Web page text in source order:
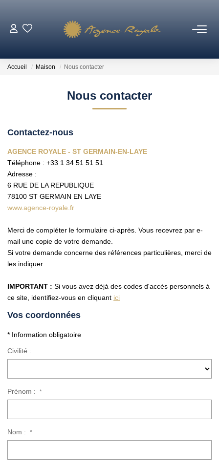
LOCATIONS
NOTRE AGENCE
Qui Sommes-Nous ?
Nos Actualités
Avis Clients
CONTACT
Accueil Maison Nous contacter
Nous contacter
Contactez-nous
AGENCE ROYALE - ST GERMAIN-EN-LAYE
Téléphone : +33 1 34 51 51 51
Adresse :
6 RUE DE LA REPUBLIQUE
78100 ST GERMAIN EN LAYE
www.agence-royale.fr
Merci de compléter le formulaire ci-après. Vous recevrez par e-
mail une copie de votre demande.
Si votre demande concerne des références particulières, merci de
les indiquer.
IMPORTANT : Si vous avez déjà des codes d'accés personnels à
ce site, identifiez-vous en cliquant ici
Vos coordonnées
* Information obligatoire
Civilité :
Prénom : *
Nom : *